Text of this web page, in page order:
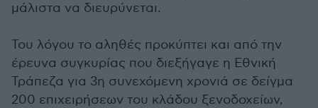
μάλιστα να διευρύνεται.
Του λόγου το αληθές προκύπτει και από την
έρευνα συγκυρίας που διεξήγαγε η Εθνική
Τράπεζα για 3η συνεχόμενη χρονιά σε δείγμα
200 επιχειρήσεων του κλάδου ξενοδοχείων,